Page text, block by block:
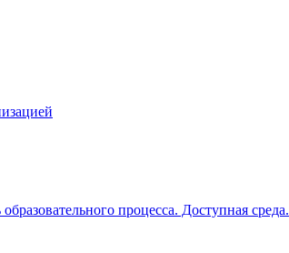
процесса. Доступная среда.